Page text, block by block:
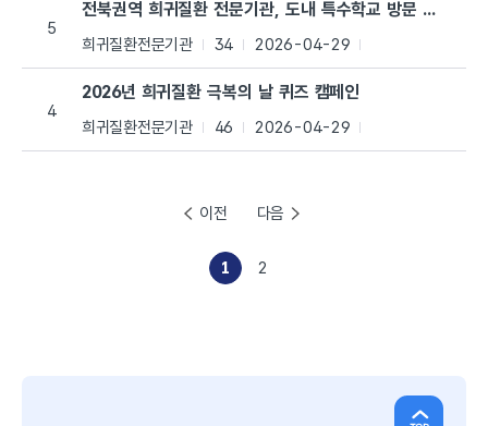
5
전북권역 희귀질환 전문기관, 도내 특수학교 방문 교육 실시
희귀질환전문기관 34 2026-04-29
4
2026년 희귀질환 극복의 날 퀴즈 캠페인
희귀질환전문기관 46 2026-04-29
이전
1 2
다음